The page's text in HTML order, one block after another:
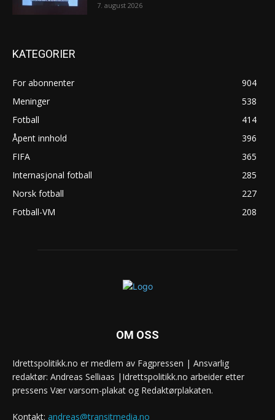
7. august 2026
KATEGORIER
For abonnenter
904
Meninger
538
Fotball
414
Åpent innhold
396
FIFA
365
Internasjonal fotball
285
Norsk fotball
227
Fotball-VM
208
OM OSS
Idrettspolitikk.no er medlem av Fagpressen | Ansvarlig
redaktør: Andreas Selliaas |Idrettspolitikk.no arbeider etter
pressens Vær varsom-plakat og Redaktørplakaten.
Kontakt: andreas@transitmedia.no